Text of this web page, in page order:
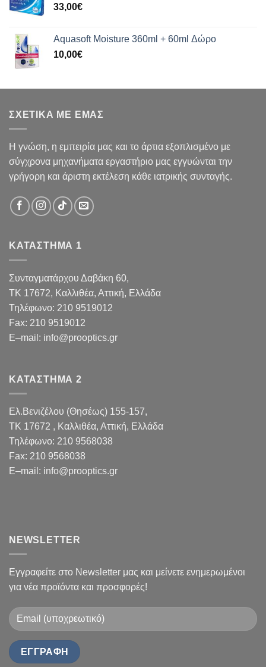
33,00€
Aquasoft Moisture 360ml + 60ml Δώρο
10,00€
ΣΧΕΤΙΚΑ ΜΕ ΕΜΑΣ
Η γνώση, η εμπειρία μας και το άρτια εξοπλισμένο με
σύγχρονα μηχανήματα εργαστήριο μας εγγυώνται την
γρήγορη και άριστη εκτέλεση κάθε ιατρικής συνταγής.
ΚΑΤΑΣΤΗΜΑ 1
Συνταγματάρχου Δαβάκη 60,
TK 17672, Καλλιθέα, Αττική, Ελλάδα
Τηλέφωνο: 210 9519012
Fax: 210 9519012
E–mail : info@prooptics.gr
ΚΑΤΑΣΤΗΜΑ 2
Ελ.Βενιζέλου (Θησέως) 155-157,
TK 17672 , Καλλιθέα, Αττική, Ελλάδα
Τηλέφωνο: 210 9568038
Fax: 210 9568038
E–mail : info@prooptics.gr
NEWSLETTER
Εγγραφείτε στο Newsletter μας και μείνετε ενημερωμένοι
για νέα προϊόντα και προσφορές!